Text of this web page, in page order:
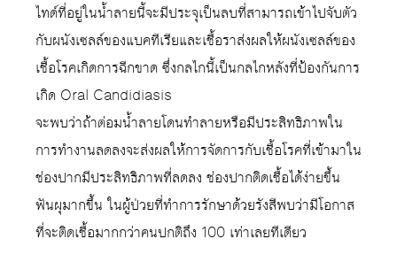
ไทด์ที่อยู่ในน้ำลายนี้จะมีประจุเป็นลบที่สามารถเข้าไปจับตัว
กับผนังเซลล์ของแบคทีเรียและเชื้อราส่งผลให้ผนังเซลล์ของ
เชื้อโรคเกิดการฉีกขาด ซึ่งกลไกนี้เป็นกลไกหลังที่ป้องกันการ
เกิด Oral Candidiasis
จะพบว่าถ้าต่อมน้ำลายโดนทำลายหรือมีประสิทธิภาพใน
การทำงานลดลงจะส่งผลให้การจัดการกับเชื้อโรคที่เข้ามาใน
ช่องปากมีประสิทธิภาพที่ลดลง ช่องปากติดเชื้อได้ง่ายขึ้น
ฟันผุมากขึ้น ในผู้ป่วยที่ทำการรักษาด้วยรังสีพบว่ามีโอกาส
ที่จะติดเชื้อมากกว่าคนปกติถึง 100 เท่าเลยทีเดียว